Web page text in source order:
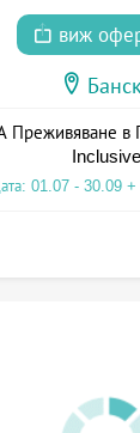
виж
Преживяване в
Inclusive
01.07 - 30.09